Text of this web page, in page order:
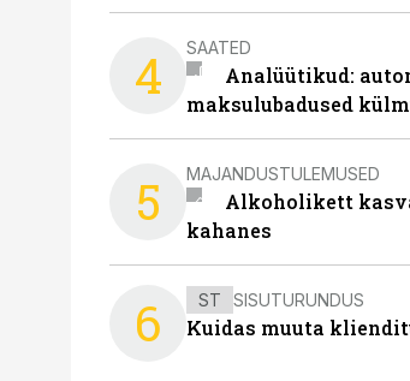
4 SAATED
Analüütikud:
maksulubadused
5 MAJANDUSTULEMUSED
Alkoholikett
kahanes
6 ST SISUTURUNDUS
Kuidas muuta